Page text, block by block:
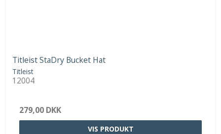
Titleist StaDry Bucket Hat
Titleist
12004
279,00 DKK
VIS PRODUKT